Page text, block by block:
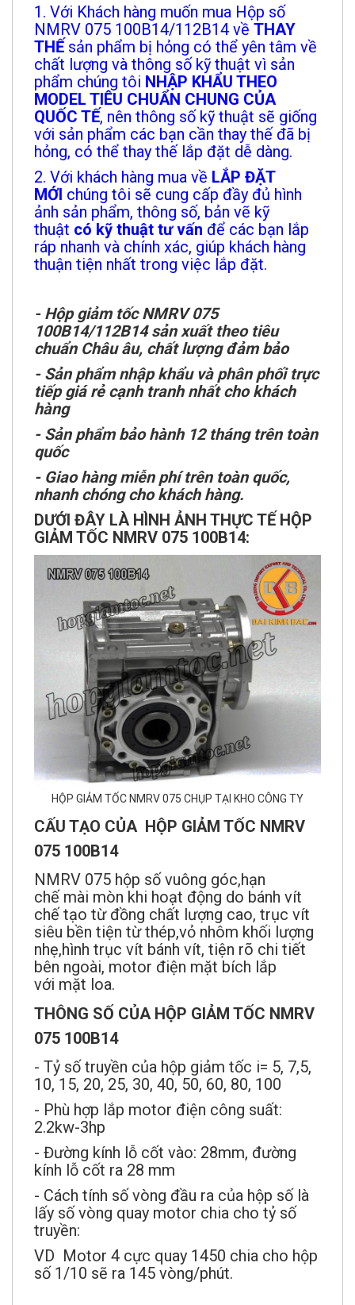
1. Với Khách hàng muốn mua Hộp số
NMRV 075 100B14/112B14 về THAY
THẾ sản phẩm bị hỏng có thể yên tâm về
chất lượng và thông số kỹ thuật vì sản
phẩm chúng tôi NHẬP KHẨU THEO
MODEL TIÊU CHUẨN CHUNG CỦA
QUỐC TẾ, nên thông số kỹ thuật sẽ giống
với sản phẩm các bạn cần thay thế đã bị
hỏng, có thể thay thế lắp đặt dễ dàng.
2. Với khách hàng mua về LẮP ĐẶT
MỚI chúng tôi sẽ cung cấp đầy đủ hình
ảnh sản phẩm, thông số, bản vẽ kỹ
thuật có kỹ thuật tư vấn để các bạn lắp
ráp nhanh và chính xác, giúp khách hàng
thuận tiện nhất trong việc lắp đặt.
- Hộp giảm tốc NMRV 075
100B14/112B14 sản xuất theo tiêu
chuẩn Châu âu, chất lượng đảm bảo
- Sản phẩm nhập khẩu và phân phối trực
tiếp giá rẻ cạnh tranh nhất cho khách
hàng
- Sản phẩm bảo hành 12 tháng trên toàn
quốc
- Giao hàng miễn phí trên toàn quốc,
nhanh chóng cho khách hàng.
DƯỚI ĐÂY LÀ HÌNH ẢNH THỰC TẾ HỘP
GIẢM TỐC NMRV 075 100B14:
HỘP GIẢM TỐC NMRV 075 CHỤP TẠI KHO CÔNG TY
CẤU TẠO CỦA HỘP GIẢM TỐC NMRV
075 100B14
NMRV 075 hộp số vuông góc,hạn
chế mài mòn khi hoạt động do bánh vít
chế tạo từ đồng chất lượng cao, trục vít
siêu bền tiện từ thép,vỏ nhôm khối lượng
nhẹ,hình trục vít bánh vít, tiện rõ chi tiết
bên ngoài, motor điện mặt bích lắp
với mặt loa.
THÔNG SỐ CỦA HỘP GIẢM TỐC NMRV
075 100B14
- Tỷ số truyền của hộp giảm tốc i= 5, 7,5,
10, 15, 20, 25, 30, 40, 50, 60, 80, 100
- Phù hợp lắp motor điện công suất:
2.2kw-3hp
- Đường kính lỗ cốt vào: 28mm, đường
kính lỗ cốt ra 28 mm
- Cách tính số vòng đầu ra của hộp số là
lấy số vòng quay motor chia cho tỷ số
truyền:
VD Motor 4 cực quay 1450 chia cho hộp
số 1/10 sẽ ra 145 vòng/phút.